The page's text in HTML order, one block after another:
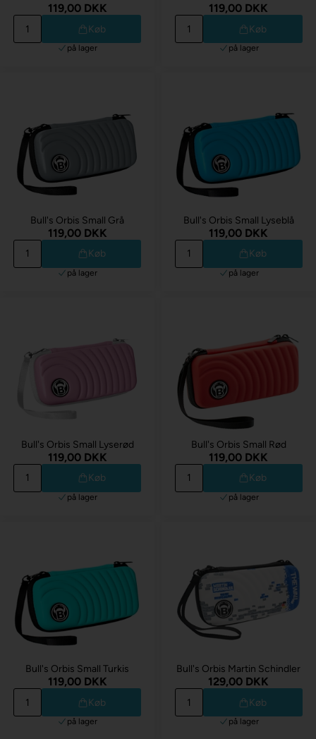
119,00 DKK
Køb
på lager
119,00 DKK
Køb
på lager
Bull's Orbis Small Grå
119,00 DKK
Køb
på lager
Bull's Orbis Small Lyseblå
119,00 DKK
Køb
på lager
Bull's Orbis Small Lyserød
119,00 DKK
Køb
på lager
Bull's Orbis Small Rød
119,00 DKK
Køb
på lager
Bull's Orbis Small Turkis
119,00 DKK
Køb
på lager
Bull's Orbis Martin Schindler
129,00 DKK
Køb
på lager